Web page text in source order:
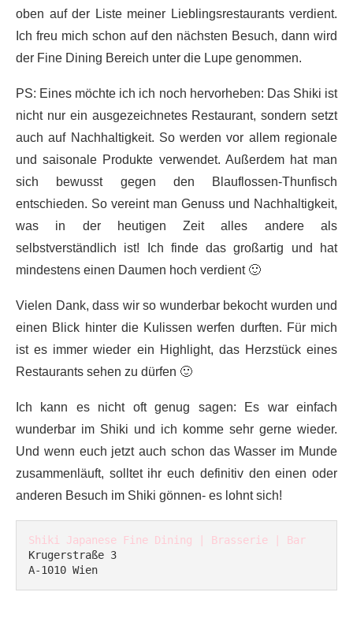
oben auf der Liste meiner Lieblingsrestaurants verdient.
Ich freu mich schon auf den nächsten Besuch, dann wird
der Fine Dining Bereich unter die Lupe genommen.
PS: Eines möchte ich ich noch hervorheben: Das Shiki ist
nicht nur ein ausgezeichnetes Restaurant, sondern setzt
auch auf Nachhaltigkeit. So werden vor allem regionale
und saisonale Produkte verwendet. Außerdem hat man
sich bewusst gegen den Blauflossen-Thunfisch
entschieden. So vereint man Genuss und Nachhaltigkeit,
was in der heutigen Zeit alles andere als
selbstverständlich ist! Ich finde das großartig und hat
mindestens einen Daumen hoch verdient 🙂
Vielen Dank, dass wir so wunderbar bekocht wurden und
einen Blick hinter die Kulissen werfen durften. Für mich
ist es immer wieder ein Highlight, das Herzstück eines
Restaurants sehen zu dürfen 🙂
Ich kann es nicht oft genug sagen: Es war einfach
wunderbar im Shiki und ich komme sehr gerne wieder.
Und wenn euch jetzt auch schon das Wasser im Munde
zusammenläuft, solltet ihr euch definitiv den einen oder
anderen Besuch im Shiki gönnen- es lohnt sich!
Shiki Japanese Fine Dining | Brasserie | Bar
Krugerstraße 3
A-1010 Wien